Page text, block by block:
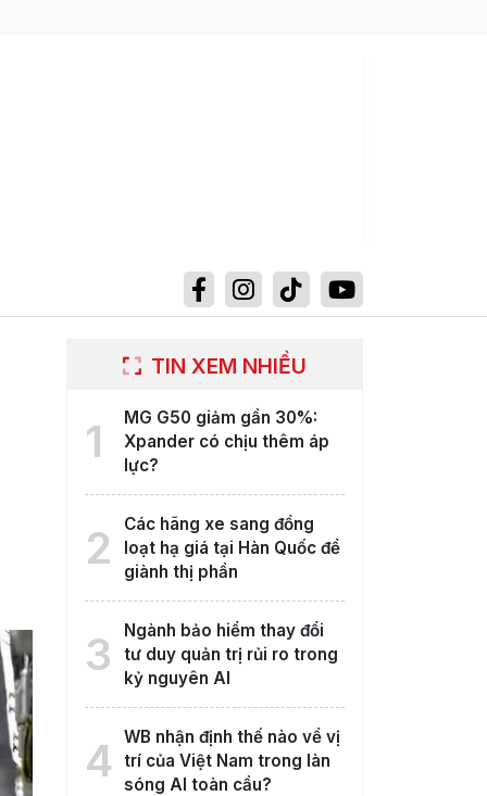
TIN XEM NHIỀU
1
MG G50 giảm gần 30%:
Xpander có chịu thêm áp
lực?
2
Các hãng xe sang đồng
loạt hạ giá tại Hàn Quốc để
giành thị phần
3
Ngành bảo hiểm thay đổi
tư duy quản trị rủi ro trong
kỷ nguyên AI
4
WB nhận định thế nào về vị
trí của Việt Nam trong làn
sóng AI toàn cầu?